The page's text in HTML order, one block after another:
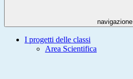
navigazione
I progetti delle classi
Area Scientifica